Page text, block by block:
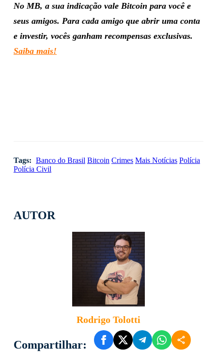
AUTOR
Rodrigo Tolotti
Compartilhar:
No MB, a sua indicação vale Bitcoin para você e
seus amigos. Para cada amigo que abrir uma conta
e investir, vocês ganham recompensas exclusivas.
Saiba mais!
Tags: Banco do Brasil Bitcoin Crimes Mais Notícias Polícia
Polícia Civil